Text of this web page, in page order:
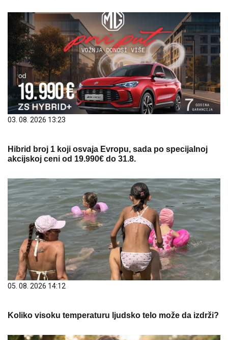
03. 08. 2026 13:23
Hibrid broj 1 koji osvaja Evropu, sada po specijalnoj
akcijskoj ceni od 19.990€ do 31.8.
05. 08. 2026 14:12
Koliko visoku temperaturu ljudsko telo može da izdrži?